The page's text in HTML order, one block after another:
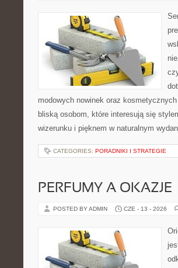
modowych nowinek oraz
bliską osobom, które interesują się
wizerunku i pięknem w naturalnym
CATEGORIES: PORADNIKI I STRATEGIE
PERFUMY A OKAZJE
POSTED BY ADMIN CZE - 13 - 2026